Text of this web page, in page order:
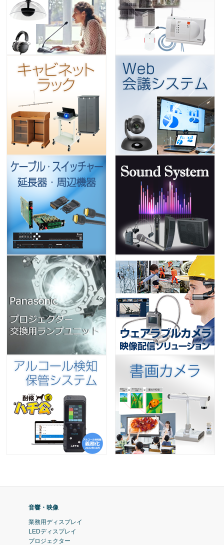
音響・映像
業務用ディスプレイ
LEDディスプレイ
プロジェクター